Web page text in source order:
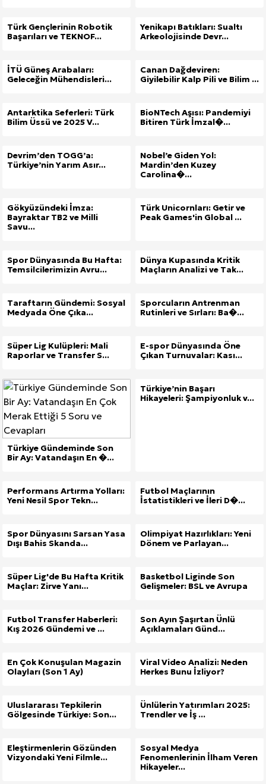
Türk Gençlerinin Robotik
Başarıları ve TEKNOF...
Yenikapı Batıkları: Sualtı
Arkeolojisinde Devr...
İTÜ Güneş Arabaları:
Geleceğin Mühendisleri...
Canan Dağdeviren:
Giyilebilir Kalp Pili ve Bilim ...
Antarktika Seferleri: Türk
Bilim Üssü ve 2025 V...
BioNTech Aşısı: Pandemiyi
Bitiren Türk İmzal�...
Devrim’den TOGG’a:
Türkiye’nin Yarım Asır...
Nobel’e Giden Yol:
Mardin’den Kuzey
Carolina�...
Gökyüzündeki İmza:
Bayraktar TB2 ve Milli
Savu...
Türk Unicornları: Getir ve
Peak Games'in Global ...
Spor Dünyasında Bu Hafta:
Temsilcilerimizin Avru...
Dünya Kupasında Kritik
Maçların Analizi ve Tak...
Taraftarın Gündemi: Sosyal
Medyada Öne Çıka...
Sporcuların Antrenman
Rutinleri ve Sırları: Ba�...
Süper Lig Kulüpleri: Mali
Raporlar ve Transfer S...
E-spor Dünyasında Öne
Çıkan Turnuvalar: Kası...
Türkiye Gündeminde Son
Bir Ay: Vatandaşın En �...
Türkiye’nin Başarı
Hikayeleri: Şampiyonluk v...
Performans Artırma Yolları:
Yeni Nesil Spor Tekn...
Futbol Maçlarının
İstatistikleri ve İleri D�...
Spor Dünyasını Sarsan Yasa
Dışı Bahis Skanda...
Olimpiyat Hazırlıkları: Yeni
Dönem ve Parlayan...
Süper Lig'de Bu Hafta Kritik
Maçlar: Zirve Yanı...
Basketbol Liginde Son
Gelişmeler: BSL ve Avrupa
Futbol Transfer Haberleri:
Kış 2026 Gündemi ve ...
Son Ayın Şaşırtan Ünlü
Açıklamaları Günd...
En Çok Konuşulan Magazin
Olayları (Son 1 Ay)
Viral Video Analizi: Neden
Herkes Bunu İzliyor?
Uluslararası Tepkilerin
Gölgesinde Türkiye: Son...
Ünlülerin Yatırımları 2025:
Trendler ve İş ...
Eleştirmenlerin Gözünden
Vizyondaki Yeni Filmle...
Sosyal Medya
Fenomenlerinin İlham Veren
Hikayeler...